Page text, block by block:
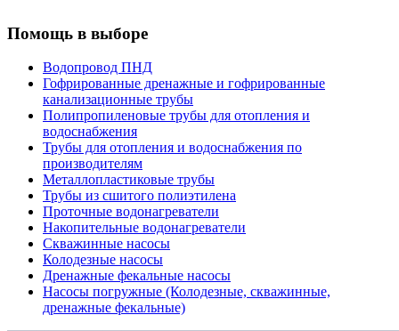
Помощь в выборе
Водопровод ПНД
Гофрированные дренажные и гофрированные
канализационные трубы
Полипропиленовые трубы для отопления и
водоснабжения
Трубы для отопления и водоснабжения по
производителям
Металлопластиковые трубы
Трубы из сшитого полиэтилена
Проточные водонагреватели
Накопительные водонагреватели
Скважинные насосы
Колодезные насосы
Дренажные фекальные насосы
Насосы погружные (Колодезные, скважинные,
дренажные фекальные)